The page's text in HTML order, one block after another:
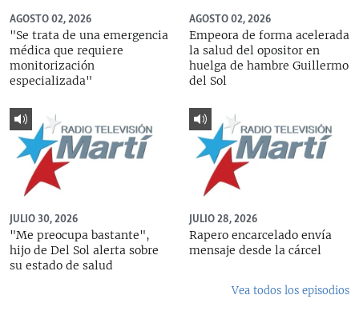
AGOSTO 02, 2026
"Se trata de una emergencia
médica que requiere
monitorización
especializada"
AGOSTO 02, 2026
Empeora de forma acelerada
la salud del opositor en
huelga de hambre Guillermo
del Sol
JULIO 30, 2026
"Me preocupa bastante",
hijo de Del Sol alerta sobre
su estado de salud
JULIO 28, 2026
Rapero encarcelado envía
mensaje desde la cárcel
Vea todos los episodios